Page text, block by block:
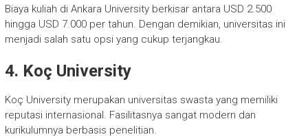
Biaya kuliah di Ankara University berkisar antara USD 2.500
hingga USD 7.000 per tahun. Dengan demikian, universitas ini
menjadi salah satu opsi yang cukup terjangkau.
4. Koç University
Koç University merupakan universitas swasta yang memiliki
reputasi internasional. Fasilitasnya sangat modern dan
kurikulumnya berbasis penelitian.